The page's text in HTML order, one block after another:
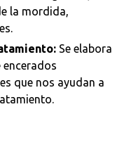
la mordida,
Se elabora
que nos ayudan a